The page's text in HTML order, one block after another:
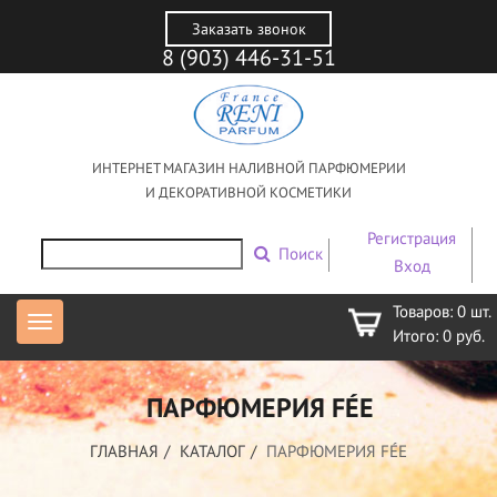
Заказать звонок
8 (903) 446-31-51
ИНТЕРНЕТ МАГАЗИН НАЛИВНОЙ ПАРФЮМЕРИИ
И ДЕКОРАТИВНОЙ КОСМЕТИКИ
Поиск
Регистрация
Вход
Товаров: 0 шт.
Итого: 0 руб.
ПАРФЮМЕРИЯ FÉE
ГЛАВНАЯ КАТАЛОГ ПАРФЮМЕРИЯ FÉE